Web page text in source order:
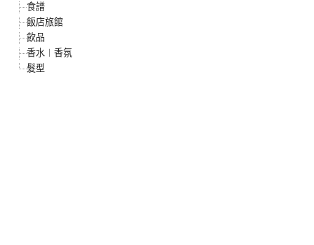
食譜
飯店旅館
飲品
香水︱香氛
髮型